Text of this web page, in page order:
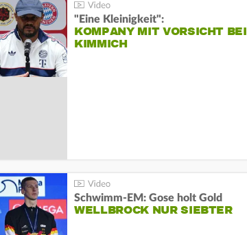
"Eine Kleinigkeit":
KOMPANY MIT VORSICHT BEI
KIMMICH
Schwimm-EM: Gose holt Gold
WELLBROCK NUR SIEBTER